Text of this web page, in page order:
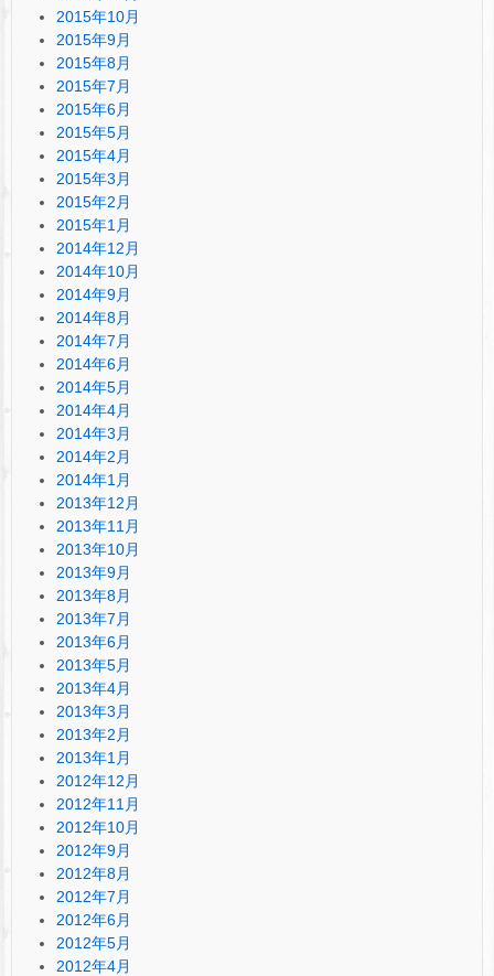
2015年10月
2015年9月
2015年8月
2015年7月
2015年6月
2015年5月
2015年4月
2015年3月
2015年2月
2015年1月
2014年12月
2014年10月
2014年9月
2014年8月
2014年7月
2014年6月
2014年5月
2014年4月
2014年3月
2014年2月
2014年1月
2013年12月
2013年11月
2013年10月
2013年9月
2013年8月
2013年7月
2013年6月
2013年5月
2013年4月
2013年3月
2013年2月
2013年1月
2012年12月
2012年11月
2012年10月
2012年9月
2012年8月
2012年7月
2012年6月
2012年5月
2012年4月